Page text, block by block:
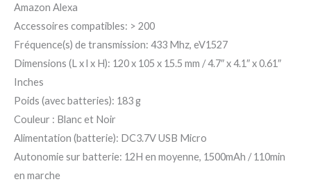
Amazon Alexa
Accessoires compatibles: > 200
Fréquence(s) de transmission: 433 Mhz, eV1527
Dimensions (L x l x H): 120 x 105 x 15.5 mm / 4.7″ x 4.1″ x 0.61″
Inches
Poids (avec batteries): 183 g
Couleur : Blanc et Noir
Alimentation (batterie): DC3.7V USB Micro
Autonomie sur batterie: 12H en moyenne, 1500mAh / 110min
en marche